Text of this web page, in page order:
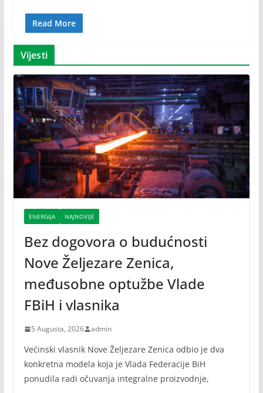
Read More
Vijesti
ENERGIJA NAJNOVIJE
Bez dogovora o budućnosti
Nove Željezare Zenica,
međusobne optužbe Vlade
FBiH i vlasnika
5 Augusta, 2026 admin
Većinski vlasnik Nove Željezare Zenica odbio je dva
konkretna modela koja je Vlada Federacije BiH
ponudila radi očuvanja integralne proizvodnje,